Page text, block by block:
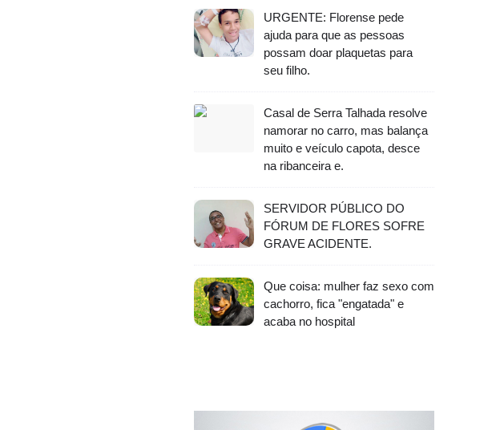
URGENTE: Florense pede
ajuda para que as pessoas
possam doar plaquetas para
seu filho.
Casal de Serra Talhada resolve
namorar no carro, mas balança
muito e veículo capota, desce
na ribanceira e.
SERVIDOR PÚBLICO DO
FÓRUM DE FLORES SOFRE
GRAVE ACIDENTE.
Que coisa: mulher faz sexo com
cachorro, fica "engatada" e
acaba no hospital